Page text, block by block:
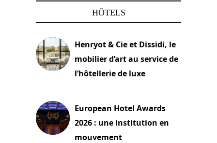
HÔTELS
Henryot & Cie et Dissidi, le
mobilier d’art au service de
l’hôtellerie de luxe
European Hotel Awards
2026 : une institution en
mouvement